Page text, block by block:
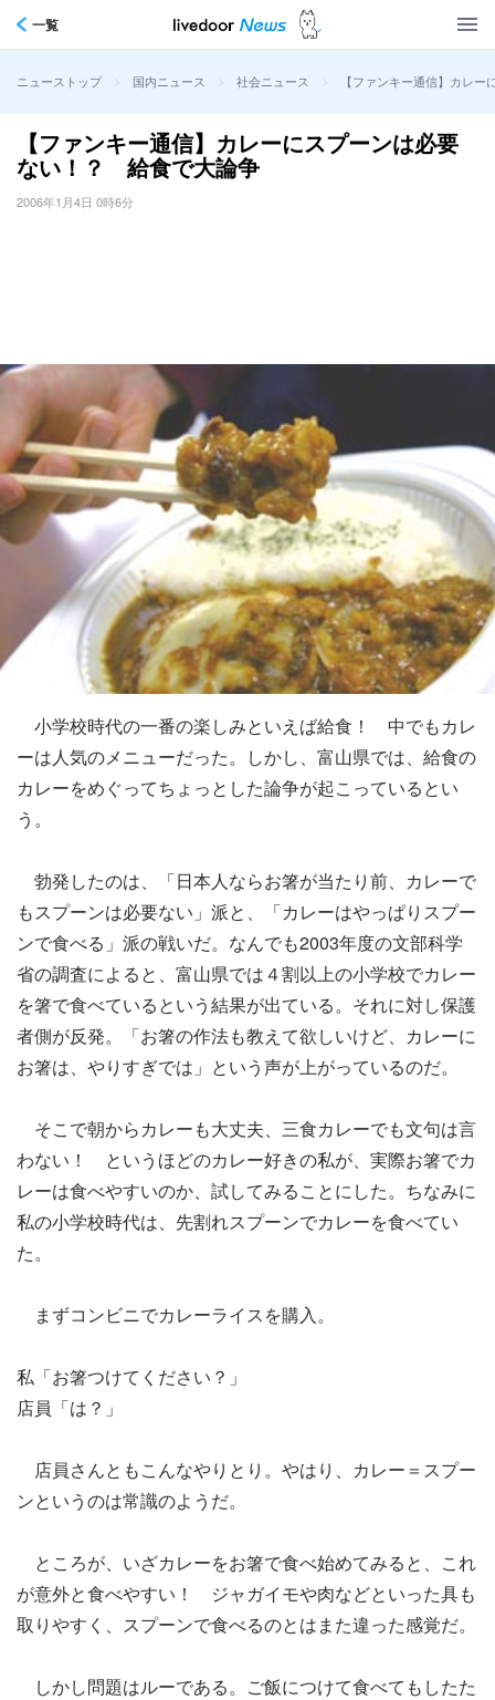
一覧
ニューストップ > 国内ニュース > 社会ニュース > 【ファンキー通信】カレ
【ファンキー通信】カレーにスプーンは必要
ない！？ 給食で大論争
2006年1月4日 0時6分
小学校時代の一番の楽しみといえば給食！ 中でもカレ
ーは人気のメニューだった。しかし、富山県では、給食の
カレーをめぐってちょっとした論争が起こっているとい
う。
勃発したのは、「日本人ならお箸が当たり前、カレーで
もスプーンは必要ない」派と、「カレーはやっぱりスプー
ンで食べる」派の戦いだ。なんでも2003年度の文部科学
省の調査によると、富山県では４割以上の小学校でカレー
を箸で食べているという結果が出ている。それに対し保護
者側が反発。「お箸の作法も教えて欲しいけど、カレーに
お箸は、やりすぎでは」という声が上がっているのだ。
そこで朝からカレーも大丈夫、三食カレーでも文句は言
わない！ というほどのカレー好きの私が、実際お箸でカ
レーは食べやすいのか、試してみることにした。ちなみに
私の小学校時代は、先割れスプーンでカレーを食べてい
た。
まずコンビニでカレーライスを購入。
私「お箸つけてください？」
店員「は？」
店員さんともこんなやりとり。やはり、カレー＝スプー
ンというのは常識のようだ。
ところが、いざカレーをお箸で食べ始めてみると、これ
が意外と食べやすい！ ジャガイモや肉などといった具も
取りやすく、スプーンで食べるのとはまた違った感覚だ。
しかし問題はルーである。ご飯につけて食べてもしたた